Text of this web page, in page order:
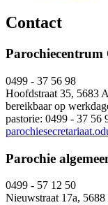
Contact
0499 - 37 56 98
Hoofdstraat 35, 5683
bereikbaar op
pastorie: 0499 - 37 56
Parochie
0499 - 57 12 50
Nieuwstraat 17a,